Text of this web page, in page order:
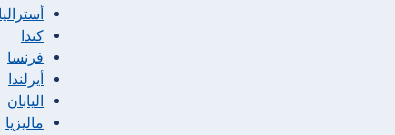
أستراليا
كندا
فرنسا
أيرلندا
اليابان
ماليزيا